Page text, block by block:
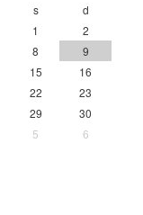
s
d
1
2
8
9
15
16
22
23
29
30
5 6